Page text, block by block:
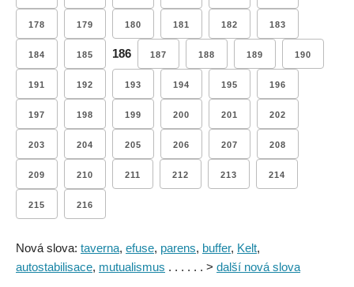
178 179 180 181 182 183
184 185 186 187 188 189 190
191 192 193 194 195 196
197 198 199 200 201 202
203 204 205 206 207 208
209 210 211 212 213 214
215 216
Nová slova: taverna, efuse, parens, buffer, Kelt,
autostabilisace, mutualismus . . . . . . > další nová slova